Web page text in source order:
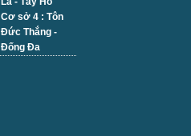
Cơ sở 4 : Tôn
Đức Thắng -
Đống Đa